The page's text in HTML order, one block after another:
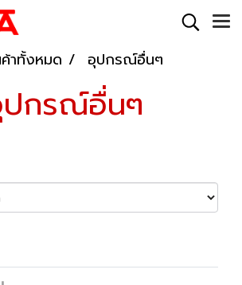
าทั้งหมด อุปกรณ์อื่นๆ
กรณ์อื่นๆ